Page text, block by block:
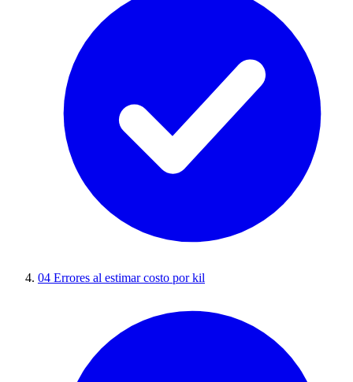
04 Errores al estimar costo por kil